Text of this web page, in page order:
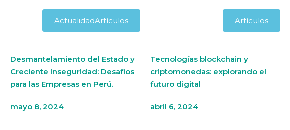
ActualidadArtículos
Desmantelamiento del Estado y
Creciente Inseguridad: Desafíos
para las Empresas en Perú.
mayo 8, 2024
Artículos
Tecnologías blockchain y
criptomonedas: explorando el
futuro digital
abril 6, 2024